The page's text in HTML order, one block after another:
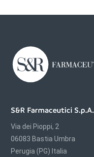
S&R Farmaceutici S.p.A.
Via dei Pioppi, 2
06083 Bastia Umbra
Perugia (PG) Italia